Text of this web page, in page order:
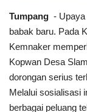
Tumpang -
babak baru. Pada
Kemnaker
Kopwan Desa
dorongan serius
Melalui sosialisasi
berbagai peluang